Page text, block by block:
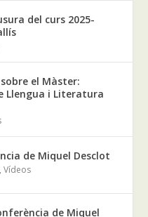
del curs 2025-
el Màster:
Llengua i Literatura
de Miquel Desclot
,Vídeos
de Miquel